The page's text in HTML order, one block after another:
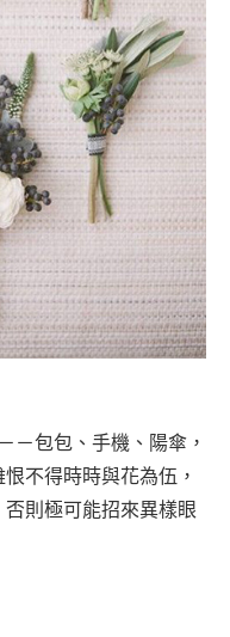
－包包、手機、陽傘，
不得時時與花為伍，
則極可能招來異樣眼